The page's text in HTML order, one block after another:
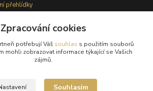
přehlídky
rozhraní
Zpracování cookies
potřebují Váš souhlas s použitím souborů
mohli zobrazovat informace týkající se Vašich
zájmů.
Souhlasím